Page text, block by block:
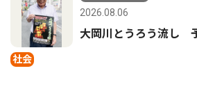
社会
2026.08.06
大岡川とうろう流し